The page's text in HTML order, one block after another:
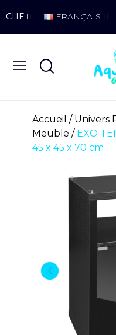
CHF FRANÇAIS
Accueil Univers
Meuble
EXO
45 x 45 x 70 cm